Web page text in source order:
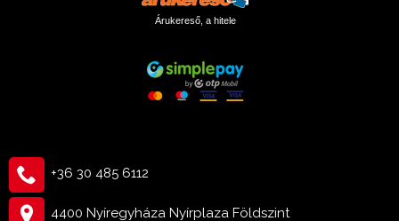
Árukereső, a hitele
+36 30 485 6112
4400 Nyíregyháza Nyírplaza Földszint